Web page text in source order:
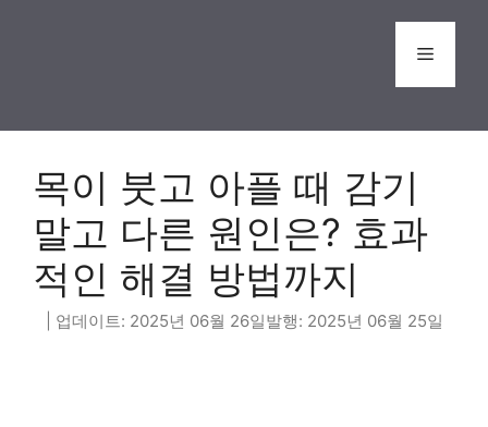
Menu
목이 붓고 아플 때 감기
말고 다른 원인은? 효과
적인 해결 방법까지
2025년 06월 26일 2025년 06월 25일